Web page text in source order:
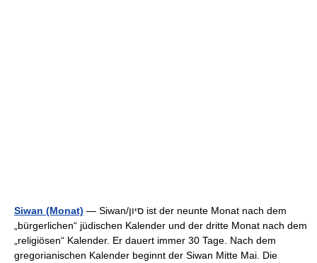
Siwan (Monat) — Siwan/סיון ist der neunte Monat nach dem
„bürgerlichen“ jüdischen Kalender und der dritte Monat nach dem
„religiösen“ Kalender. Er dauert immer 30 Tage. Nach dem
gregorianischen Kalender beginnt der Siwan Mitte Mai. Die